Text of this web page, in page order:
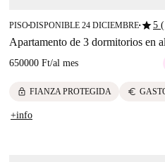
PISO■DISPONIBLE 24 DICIEMBRE■star5
Apartamento de 3 dormitorios en
650000 Ft/al mes
lock FIANZA PROTEGIDA euro
+info